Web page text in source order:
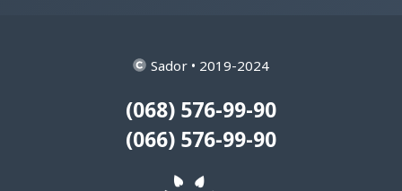
Sador • 2019-2024
(068) 576-99-90
(066) 576-99-90